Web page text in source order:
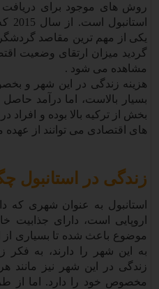
روش های موجود برای دریافت
یکی از مهم ترین مقاصد
گردید میزان ارتقای وضعیت
مشاهده می شود .
هزینه زندگی در این شهر و
بسیار بالاست، اما درآمد
بخش از ترکیه بالا بوده و
های اقتصادی می توانند از عهده
زندگی در استانبول
استانبول به عنوان شهری که
اروپایی است، دارای
موضوع باعث شده تا بسیاری از
به این شهر را دارند، به فکر
زندگی در این شهر نیز
مخصوص خود را دارد. اما از